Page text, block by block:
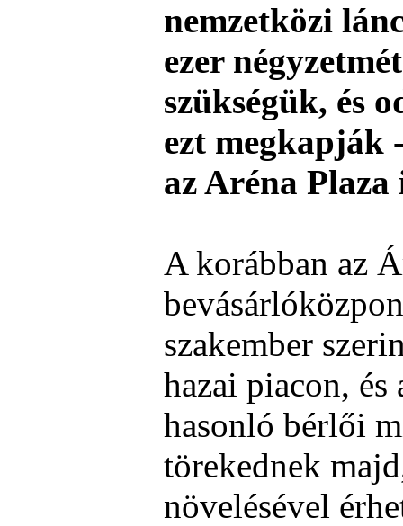
nemzetközi
ezer
szükségük, és
ezt megkapják
az Aréna
A korábban az
szakember
hazai piacon,
hasonló bérlői
törekednek
növelésével